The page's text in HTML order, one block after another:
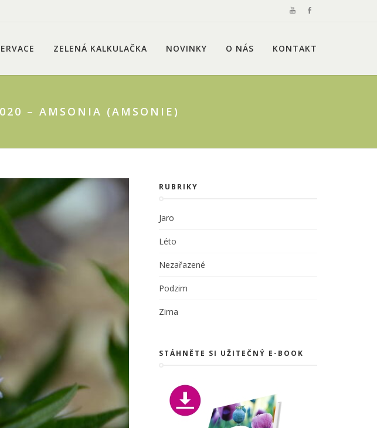
ZELENÁ KALKULAČKA NOVINKY O NÁS KONTAKT
– AMSONIA (AMSONIE)
RUBRIKY
Jaro
Léto
Nezařazené
Podzim
Zima
STÁHNĚTE SI UŽITEČNÝ E-BOOK